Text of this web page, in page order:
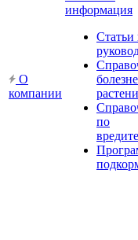
О
компании
информация
Статьи
по